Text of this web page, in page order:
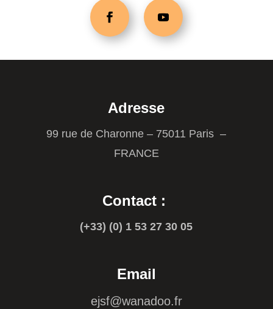
Adresse
99 rue de Charonne – 75011 Paris –
FRANCE
Contact :
(+33) (0) 1 53 27 30 05
Email
ejsf@wanadoo.fr